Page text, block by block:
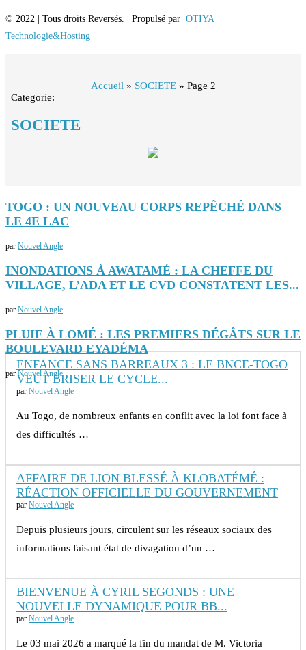
© 2022 | Tous droits Reversés. | Propulsé par OTIYA
Technologie&Hosting
Accueil » SOCIETE» Page 2
Categorie:
SOCIETE
TOGO : UN NOUVEAU CORPS REPÊCHÉ DANS
LE 4E LAC
par Nouvel Angle
INONDATIONS À AWATAMÉ : LA CHEFFE DU
VILLAGE, L’ADA ET LE CVD CONSTATENT LES...
par Nouvel Angle
PLUIE À LOMÉ : LES PREMIERS DÉGÂTS SUR LE
BOULEVARD EYADÉMA
parNouvel Angle
ENFANCE SANS BARREAUX 3 : LE BNCE-TOGO
VEUT BRISER LE CYCLE...
par Nouvel Angle
Au Togo, de nombreux enfants en conflit avec la loi font face à
des difficultés …
AFFAIRE DE LION BLESSÉ À KLOBATÉMÉ :
RÉACTION OFFICIELLE DU GOUVERNEMENT
par Nouvel Angle
Depuis plusieurs jours, circulent sur les réseaux sociaux des
informations faisant état de divagation d’un …
BIENVENUE À CYRIL SEGONDS : UNE
NOUVELLE DYNAMIQUE POUR BB...
par Nouvel Angle
Le 03 mai 2026 a marqué la fin du mandat de M. Victoria